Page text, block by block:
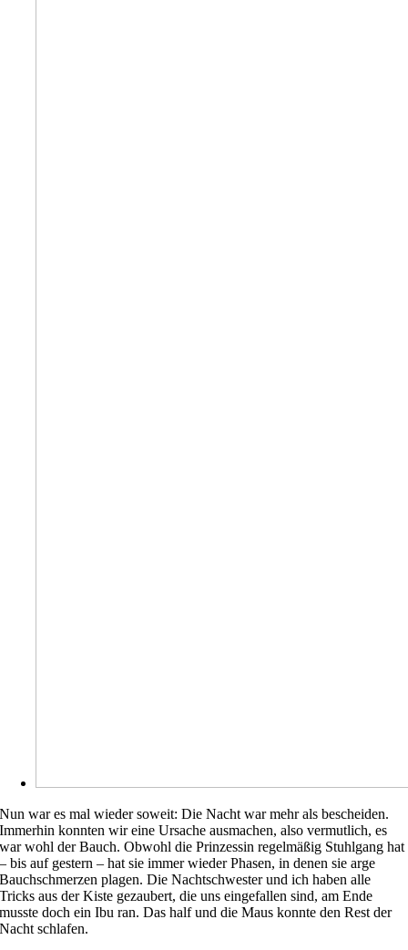
Nun war es mal wieder soweit: Die Nacht war mehr als bescheiden.
Immerhin konnten wir eine Ursache ausmachen, also vermutlich, es
war wohl der Bauch. Obwohl die Prinzessin regelmäßig Stuhlgang hat
– bis auf gestern – hat sie immer wieder Phasen, in denen sie arge
Bauchschmerzen plagen. Die Nachtschwester und ich haben alle
Tricks aus der Kiste gezaubert, die uns eingefallen sind, am Ende
musste doch ein Ibu ran. Das half und die Maus konnte den Rest der
Nacht schlafen.